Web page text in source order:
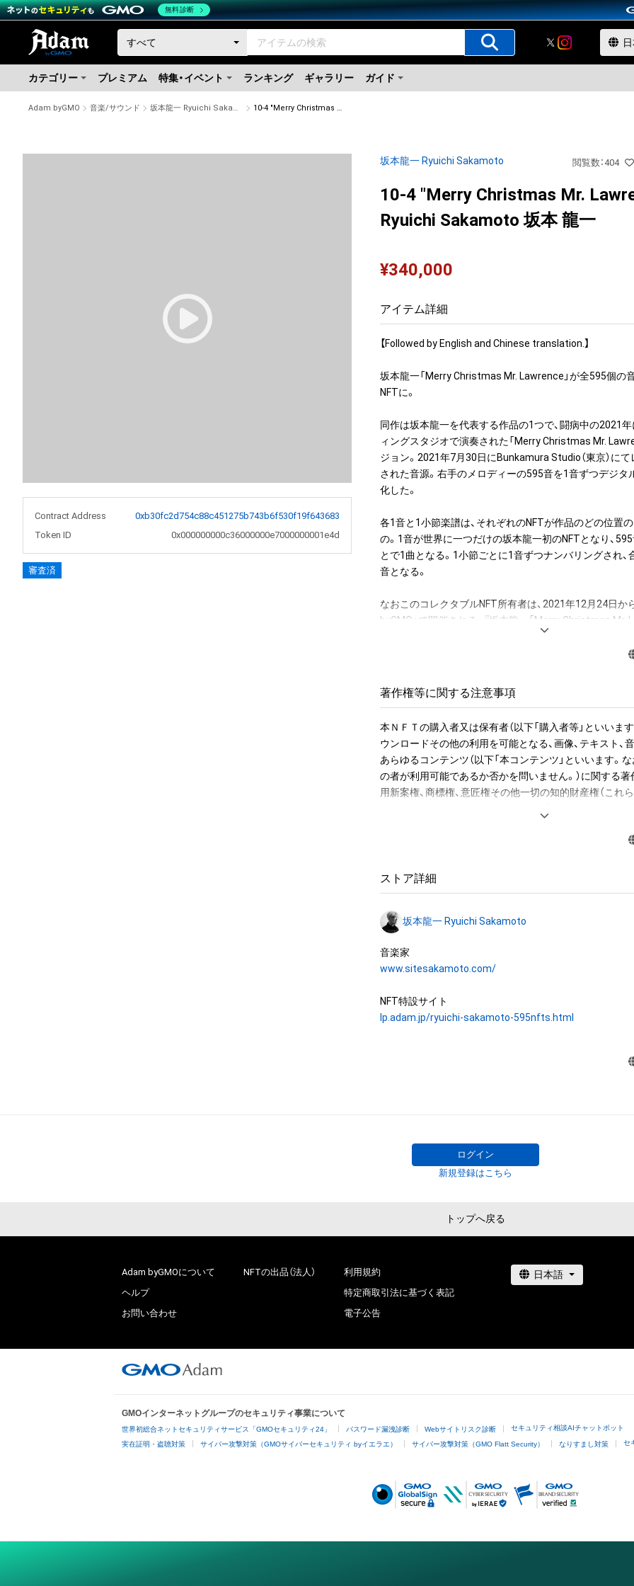
カテゴリー プレミアム 特集・イベント ランキング ギャラリー ガイド
Adam byGMO 音楽/サウンド 坂本龍一 Ryuichi Sakamoto 10-4 "Merry Christmas Mr. Lawrence" Ryuichi Sakamoto 坂本 龍一
Contract Address
0xb30fc2d754c88c451275b743b6f530f19f643683
Token ID
0x000000000c36000000e7000000001e4d
審査済
坂本龍一 Ryuichi Sakamoto 閲覧数 ：404
10-4 "Merry Christmas Mr.
Ryuichi Sakamoto 坂本 龍一
¥340,000
アイテム詳細
【Followed by English and Chinese translation.】
坂本龍一「Merry Christmas Mr. Lawrence」が全595個の
NFTに。
同作は坂本龍一を代表する作品の1つで、闘病中の2021
ィングスタジオで演奏された「Merry Christmas Mr.
ジョン。2021年7月30日にBunkamura Studio（東京）に
された音源。右手のメロディーの595音を1音ずつデジタ
化した。
各1音と1小節楽譜は、それぞれのNFTが作品のどの位置
の。1音が世界に一つだけの坂本龍一初のNFTとなり、
とで1曲となる。1小節ごとに1音ずつナンバリングされ、
音となる。
なおこのコレクタブルNFT所有者は、2021年12月24日か
byGMO」で開催される、『坂本龍一「Merry Christmas Mr.
譜を入手できる権利NFT』のオークションへの参加が可能
入者限定の特典として、「Merry Christmas Mr. Lawrence
ルで送付します。
NFT作品名の冒頭に付加された、前半の数字が楽譜の何小
字がその小節での何音目かを表現している。作品名が「
Christmas Mr. Lawrence" Ryuichi Sakamoto 坂本龍一」
の1音目のNFTを表す。
音源に関しては下記法則に沿っています。
2. 音終わりが欠けてしまう該当音については、2小節分の
3. 各小節のラストノート（最後の1音）は、次の小節に渡っ
す。切り出した音を小節内の楽譜と同じ正しい位置に置
れてしまいます、そのため便宜上、このWAVデータでは位
前に配置しています。
“Merry Christmas Mr. Lawrence” by Ryuichi Sakamoto
One of Ryuichi Sakamoto’s signature pieces, “Merry
in 2021. The 595 music notes of the melody on the
each bar, composing a total of 595 notes from 96 bars.
complete only when all 595 music notes are gathered.
Furthermore, the owners of this collectible NFT item
for “NFT for the rights to obtain “Merry Christmas Mr.
24th, 2021. The first-buyer benefit for this NFT is the
link for WAV file of the full version of “Merry Christmas
There is 1 note (ex. bars 95, 96),
5 notes (ex. bar 23),
12 notes (ex. bars 1, 2, 3...),
The tail of the last note of each bar can be heard in the
著作権等に関する注意事項
本ＮＦＴの購入者又は保有者（以下「購入者等」といいま
ウンロードその他の利用を可能となる、画像、テキスト、
あらゆるコンテンツ（以下「本コンテンツ」といいます。
の者が利用可能であるか否かを問いません。）に関する著
用新案権、商標権、意匠権その他一切の知的財産権（これ
「本ＮＦＴ等」といいます）を保有することは、本コンテ
託先）から別途の承諾を得ずに、個人による閲覧の範囲を
ンパイル及びリバースエンジニアリングを含みますが、こ
ん。)を行うことはできません。
株式会社幻冬舎は、本ＮＦＴ等について、事実上または法
性、信頼性、正確性、完全性、有効性、特定の目的への適合
購入者等が使用するコンピューター、回線、ソフトウェア
上記にかかわらず、消費者契約法の適用その他の理由に
れる場合、株式会社幻冬舎の責任は、債務不履行または不
幻冬舎が最初に購入者から販売代金として受領した金額
●Cautions Regarding Copyrights
The copyrights, patents, utility models, trademarks,
referred to as the “Buyers”) are reserved by Ryuichi
Gentosha Inc. In other words, owning this NFT or the
Under such terms and conditions, any use beyond the
not limited to editing, exhibiting, distributing,
ストア詳細
坂本龍一 Ryuichi Sakamoto
www.sitesakamoto.com/
lp.adam.jp/ryuichi-sakamoto-595nfts.html
ログイン
新規登録はこちら
トップへ戻る
Adam byGMOについて
ヘルプ
お問い合わせ
NFTの出品（法人）
利用規約
特定商取引法に基づく表記
電子公告
GMOインターネットグループのセキュリティ事業について
世界初総合ネットセキュリティサービス「GMOセキュリティ24」 パスワード漏洩診断 Webサイトリスク診断 セキュリティ相談AIチャットボット
実在証明・盗聴対策 サイバー攻撃対策（GMOサイバーセキュリティ byイエラエ） サイバー攻撃対策（GMO Flatt Security） なりすまし対策 セ
無料診断